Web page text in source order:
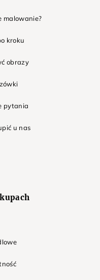
malowanie?
kroku
obrazy
pytania
u nas